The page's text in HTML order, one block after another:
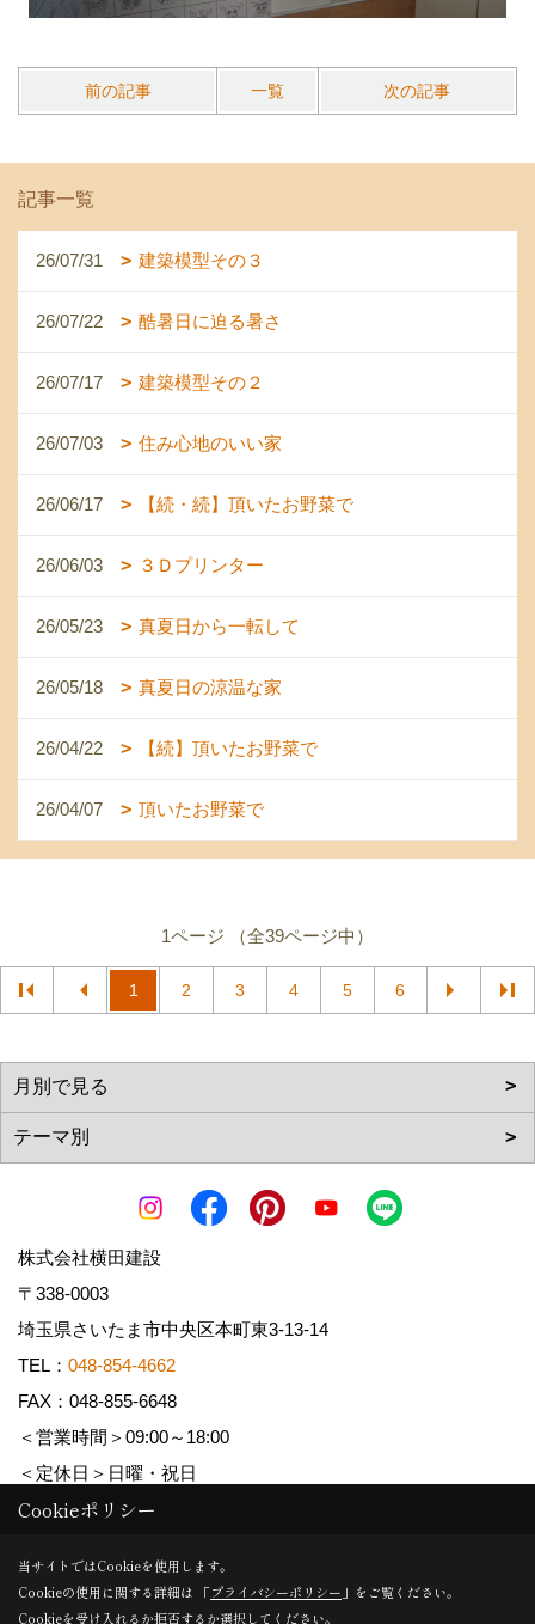
前の記事 一覧 次の記事
記事一覧
26/07/31 建築模型その３
26/07/22 酷暑日に迫る暑さ
26/07/17 建築模型その２
26/07/03 住み心地のいい家
26/06/17 【続・続】頂いたお野菜で
26/06/03 ３Ｄプリンター
26/05/23 真夏日から一転して
26/05/18 真夏日の涼温な家
26/04/22 【続】頂いたお野菜で
26/04/07 頂いたお野菜で
1ページ （全39ページ中）
1 2 3 4 5 6
株式会社横田建設
〒338-0003
埼玉県さいたま市中央区本町東3-13-14
TEL： 048-854-4662
FAX：048-855-6648
＜営業時間＞09:00～18:00
＜定休日＞日曜・祝日
Copyright (c) YOKOTA Kensetsu Co.,Ltd. All Rights Reserved.
Produced byゴデスクリエイト
Cookieポリシー
当サイトではCookieを使用します。
Cookieの使用に関する詳細は 「プライバシーポリシー 」をご覧ください。
Cookieを受け入れるか拒否するか選択してください。